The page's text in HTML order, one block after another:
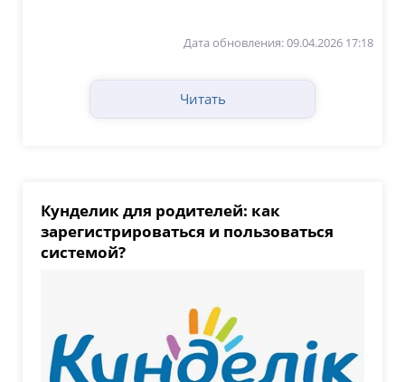
Дата обновления: 09.04.2026 17:18
Читать
Кунделик для родителей: как
зарегистрироваться и пользоваться
системой?